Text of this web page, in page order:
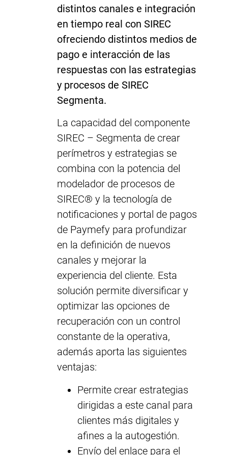
distintos canales e integración
en tiempo real con SIREC
ofreciendo distintos medios de
pago e interacción de las
respuestas con las estrategias
y procesos de SIREC
Segmenta.
La capacidad del componente
SIREC – Segmenta de crear
perímetros y estrategias se
combina con la potencia del
modelador de procesos de
SIREC® y la tecnología de
notificaciones y portal de pagos
de Paymefy para profundizar
en la definición de nuevos
canales y mejorar la
experiencia del cliente. Esta
solución permite diversificar y
optimizar las opciones de
recuperación con un control
constante de la operativa,
además aporta las siguientes
ventajas:
Permite crear estrategias
dirigidas a este canal para
clientes más digitales y
afines a la autogestión.
Envío del enlace para el